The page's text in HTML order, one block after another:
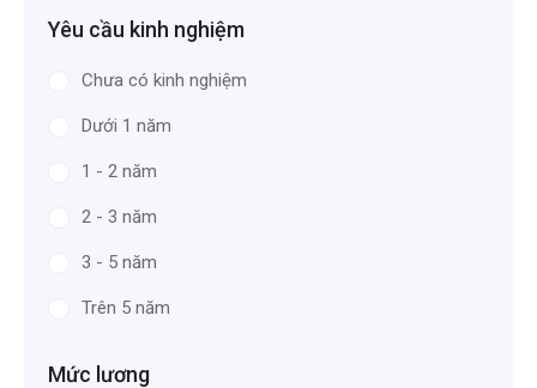
Yêu cầu kinh nghiệm
Chưa có kinh nghiệm
Dưới 1 năm
1 - 2 năm
2 - 3 năm
3 - 5 năm
Trên 5 năm
Mức lương